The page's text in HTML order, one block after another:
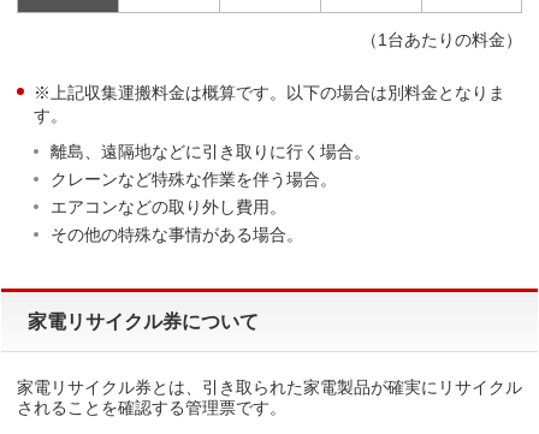
（1台あたりの料金）
※上記収集運搬料金は概算です。以下の場合は別料金となりま
す。
離島、遠隔地などに引き取りに行く場合。
クレーンなど特殊な作業を伴う場合。
エアコンなどの取り外し費用。
その他の特殊な事情がある場合。
家電リサイクル券について
家電リサイクル券とは、引き取られた家電製品が確実にリサイクル
されることを確認する管理票です。